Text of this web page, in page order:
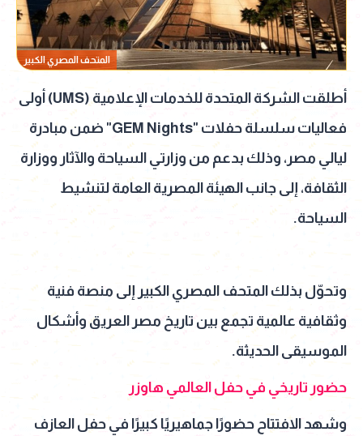
المتحف المصري الكبير
أطلقت الشركة المتحدة للخدمات الإعلامية (UMS) أولى
فعاليات سلسلة حفلات "GEM Nights" ضمن مبادرة
ليالي مصر، وذلك بدعم من وزارتي السياحة والآثار ووزارة
الثقافة، إلى جانب الهيئة المصرية العامة لتنشيط
السياحة.
وتحوّل بذلك المتحف المصري الكبير إلى منصة فنية
وثقافية عالمية تجمع بين تاريخ مصر العريق وأشكال
الموسيقى الحديثة.
حضور تاريخي في حفل العالمي هاوزر
وشهد الافتتاح حضورًا جماهيريًا كبيرًا في حفل العازف